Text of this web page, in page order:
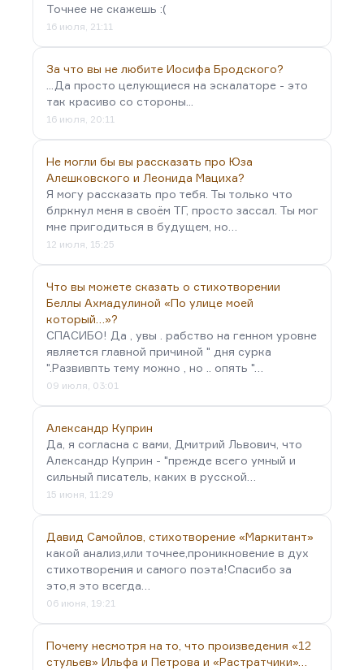
Точнее не скажешь :(
16 июля, 21:11
За что вы не любите Иосифа Бродского?
...Да просто целующиеся на эскалаторе - это
так красиво со стороны...
16 июля, 20:11
Не могли бы вы рассказать про Юза
Алешковского и Леонида Мациха?
Я могу рассказать про тебя. Ты только что
блркнул меня в своём ТГ, просто зассал. Ты мог
мне пригодиться в будущем, но…
12 июля, 15:25
Что вы можете сказать о стихотворении
Беллы Ахмадулиной «По улице моей
который…»?
СПАСИБО! Да , увы . рабство на генном уровне
является главной причиной " дня сурка
".Развивпть тему можно , но .. опять "…
09 июля, 03:01
Александр Куприн
Да, я согласна с вами, Дмитрий Львович, что
Александр Куприн - "прежде всего умный и
сильный писатель, каких в русской…
15 июня, 11:29
Давид Самойлов, стихотворение «Маркитант»
какой анализ,или точнее,проникновение в дух
стихотворения и самого поэта!Спасибо за
это,я это всегда…
06 июня, 19:21
Почему несмотря на то, что произведения «12
стульев» Ильфа и Петрова и «Растратчики»…